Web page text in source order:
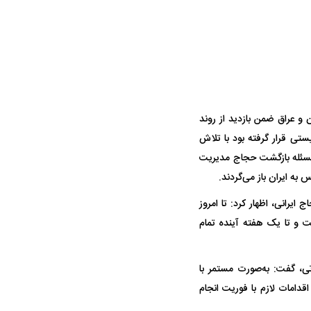
مرز زمینی عربستان و عراق ضمن بازدید از روند
قرار گرفته بود با تلاش
بازگشت حجاج مدیریت
اظهار کرد: تا امروز
معادل ۷۰ درصد اعزامی‌ها رسیده است و تا یک هفته آینده تمام
گفت: به‌صورت مستمر با
لازم با فوریت انجام
سریع‌تر، پنهان‌کارتر و
| پهپاد انتحاری
هواپیمای مرموز E-11A BACN چیست؟